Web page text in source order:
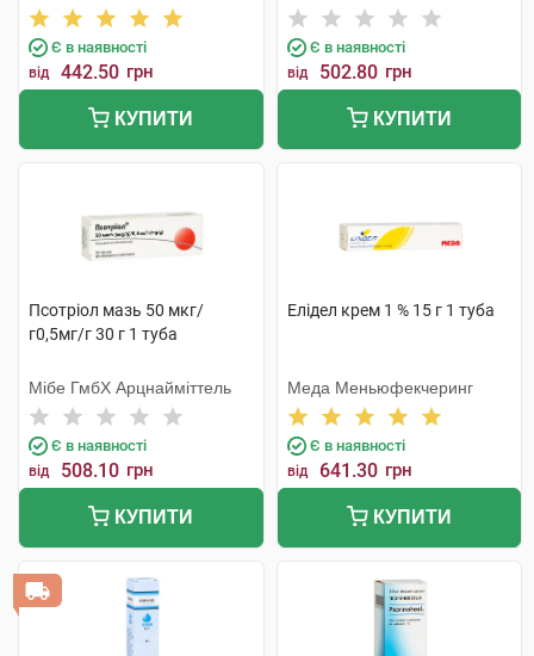
Гмбх
Є в наявності
від 442.50 грн
КУПИТИ
Є в наявності
від 502.80 грн
КУПИТИ
Псотріол мазь 50 мкг/
г0,5мг/г 30 г 1 туба
Мібе ГмбХ Арцнайміттель
Є в наявності
від 508.10 грн
КУПИТИ
Елідел крем 1 % 15 г 1 туба
Меда Меньюфекчеринг
Є в наявності
від 641.30 грн
КУПИТИ